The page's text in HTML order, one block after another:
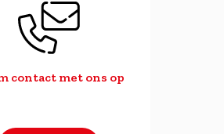
contact met ons op